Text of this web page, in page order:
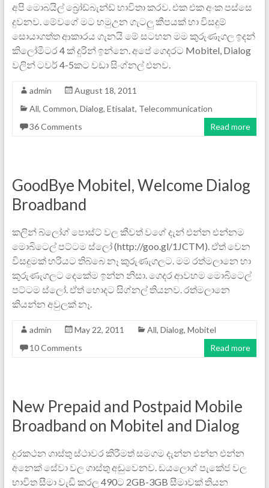
අපි මොබයිල් බ්‍රෝඩ්බැන්ඩ් භාවිතා කරව. එක එක අංක පස්සෙ
දුවනව. මේවගේ මට හමුඋන ගැටලු කීපයක් හා විසදුම්
සොයාගත්ත ආකාරය ගැනයි මේ සටහන මම කුරුණෑගල ඉදන්
කිලෝමීටර 4 ක් දුරින් ඉන්නෙ. අපේ ගෙදරට Mobitel, Dialog
වලින් ටවර් 4-5කට වඩා සිංග්නල් එනව.
admin
August 18, 2011
All, Common, Dialog, Etisalat, Telecommunication
36 Comments
Read more
GoodBye Mobitel, Welcome Dialog
Broadband
කලින් බ්ලෝග් පොස්ට් වල කීවත් වගේ දැන් එන්න එන්නම
මොබිටෙල් පට්ටම ස්ලෝ (http://goo.gl/1JCTM). ඒත් වෙන
විසදුමක් හරියට තිබ්බෙ නෑ කුරුණැගලට. මම රත්මලානෙ හා
කුරුණැගලට දෙකේම ඉන්න නිසා. ගෙදර ආවහම මොබිටෙල්
පට්ටම ස්ලෝ. ඒත් හොදට සිග්නල් තියනව. රත්මලානෙ
කියන්න අවුලක් නෑ.
admin May 22, 2011 All, Dialog, Mobitel
10 Comments
Read more
New Prepaid and Postpaid Mobile
Broadband on Mobitel and Dialog
දුරකථන ගාස්තු ස්ථාවර කිරීමත් සමගම දැන්න එන්න එන්න
අනෙක් සේවා වල ගාස්තු අඩුවෙනව. ඩයලොග් පැකේජ වල
භාවිත සීමා වැඩි කරල 490ට 2GB-3GB සීමාවක් තියන